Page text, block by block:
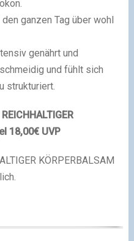
ganzen Tag über wohl
genährt und
und fühlt sich
strukturiert.
18,00€ UVP
KÖRPERBALSAM